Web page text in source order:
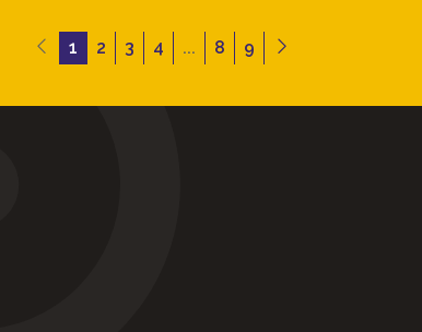
1 2 3 4 ... 8 9